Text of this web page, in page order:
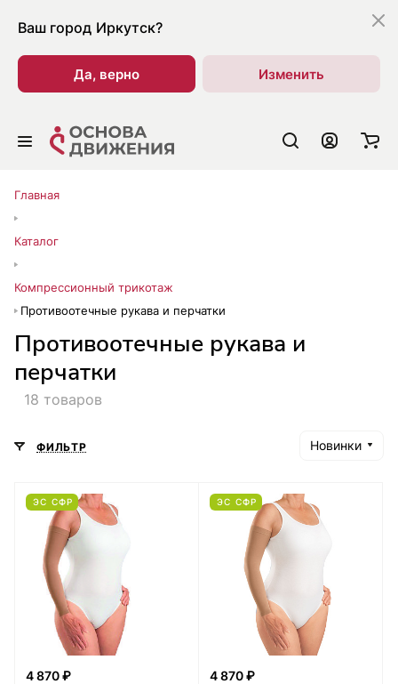
Ваш город Иркутск?
Да, верно Изменить
Главная
Каталог
Компрессионный трикотаж
Противоотечные рукава и перчатки
Противоотечные рукава и
перчатки
18 товаров
ФИЛЬТР Новинки
ЭС СФР
4 870 ₽
ЭС СФР
4 870 ₽